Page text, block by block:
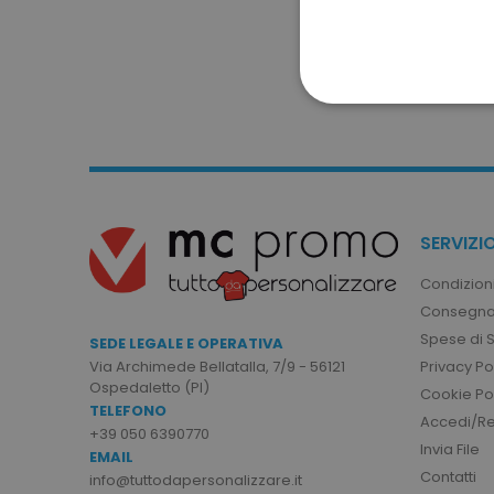
SEDE LEGALE E OPERATIVA
Via Archimede Bellatalla, 7/9 - 56121
Ospedaletto (PI)
TELEFONO
+39 050 6390770
EMAIL
info@tuttodapersonalizzare.it
Spese di
Privacy
Cookie
Accedi/
Invia File
Contatti
NON
I cookie strettamente
Nome
utm_campaign
mage-cache-sessid